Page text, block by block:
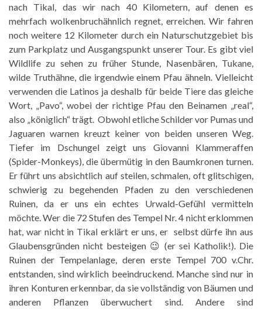
nach Tikal, das wir nach 40 Kilometern, auf denen es
mehrfach wolkenbruchähnlich regnet, erreichen. Wir fahren
noch weitere 12 Kilometer durch ein Naturschutzgebiet bis
zum Parkplatz und Ausgangspunkt unserer Tour. Es gibt viel
Wildlife zu sehen zu früher Stunde, Nasenbären, Tukane,
wilde Truthähne, die irgendwie einem Pfau ähneln. Vielleicht
verwenden die Latinos ja deshalb für beide Tiere das gleiche
Wort, „Pavo“, wobei der richtige Pfau den Beinamen „real“,
also „königlich“ trägt. Obwohl etliche Schilder vor Pumas und
Jaguaren warnen kreuzt keiner von beiden unseren Weg.
Tiefer im Dschungel zeigt uns Giovanni Klammeraffen
(Spider-Monkeys), die übermütig in den Baumkronen turnen.
Er führt uns absichtlich auf steilen, schmalen, oft glitschigen,
schwierig zu begehenden Pfaden zu den verschiedenen
Ruinen, da er uns ein echtes Urwald-Gefühl vermitteln
möchte. Wer die 72 Stufen des Tempel Nr. 4 nicht erklommen
hat, war nicht in Tikal erklärt er uns, er selbst dürfe ihn aus
Glaubensgründen nicht besteigen 😉 (er sei Katholik!). Die
Ruinen der Tempelanlage, deren erste Tempel 700 v.Chr.
entstanden, sind wirklich beeindruckend. Manche sind nur in
ihren Konturen erkennbar, da sie vollständig von Bäumen und
anderen Pflanzen überwuchert sind. Andere sind